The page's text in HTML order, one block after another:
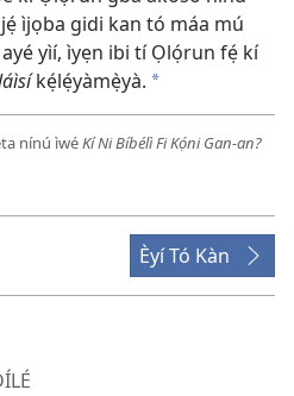
ìjọba gidi kan tó máa mú
yìí, ìyẹn ibi tí Ọlọ́run fẹ́ kí
kẹ́lẹ́yàmẹ̀yà. a
nínú ìwé Kí Ni Bíbélì Fi Kọ́ni Gan-an?
Èyí Tó Kàn